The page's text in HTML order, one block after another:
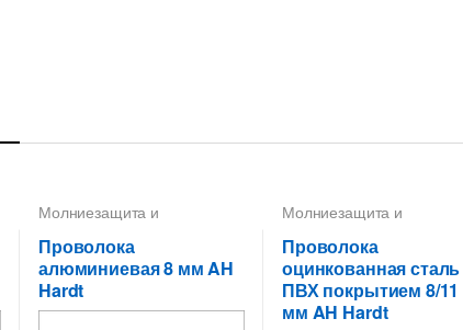
Молниезащита и
заземление,
Пруток-катанка 8 мм
Проволока
алюминиевая 8 мм AH
Hardt
Молниезащита и
заземление,
Пруток-катанка 8 мм
Проволока
оцинкованная
ПВХ покрытием 8/11
мм AH Hardt